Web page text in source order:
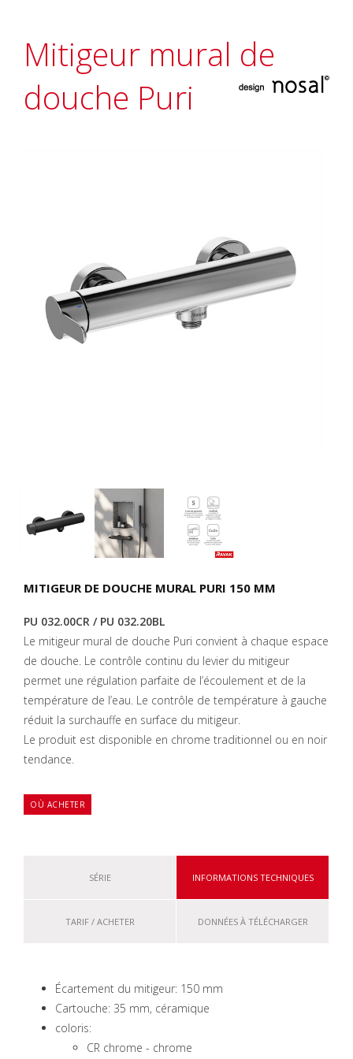
Mitigeur mural de
douche Puri
MITIGEUR DE DOUCHE MURAL PURI 150 MM
PU 032.00CR / PU 032.20BL
Le mitigeur mural de douche Puri convient à chaque espace
de douche. Le contrôle continu du levier du mitigeur
permet une régulation parfaite de l’écoulement et de la
température de l’eau. Le contrôle de température à gauche
réduit la surchauffe en surface du mitigeur.
Le produit est disponible en chrome traditionnel ou en noir
tendance.
OÙ ACHETER
SÉRIE INFORMATIONS TECHNIQUES
TARIF / ACHETER DONNÉES À TÉLÉCHARGER
Écartement du mitigeur: 150 mm
Cartouche: 35 mm, céramique
coloris:
CR chrome - chrome